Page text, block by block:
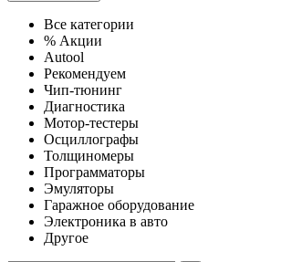
Все категории
% Акции
Autool
Рекомендуем
Чип-тюнинг
Диагностика
Мотор-тестеры
Осциллографы
Толщиномеры
Программаторы
Эмуляторы
Гаражное оборудование
Электроника в авто
Другое